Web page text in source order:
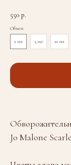
550 р.
Объем
2 мл 5 мл 10 мл
Jo Malone